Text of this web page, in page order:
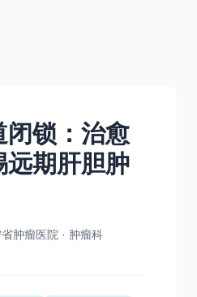
闭锁：治愈
远期肝胆肿
肿瘤医院 · 肿瘤科